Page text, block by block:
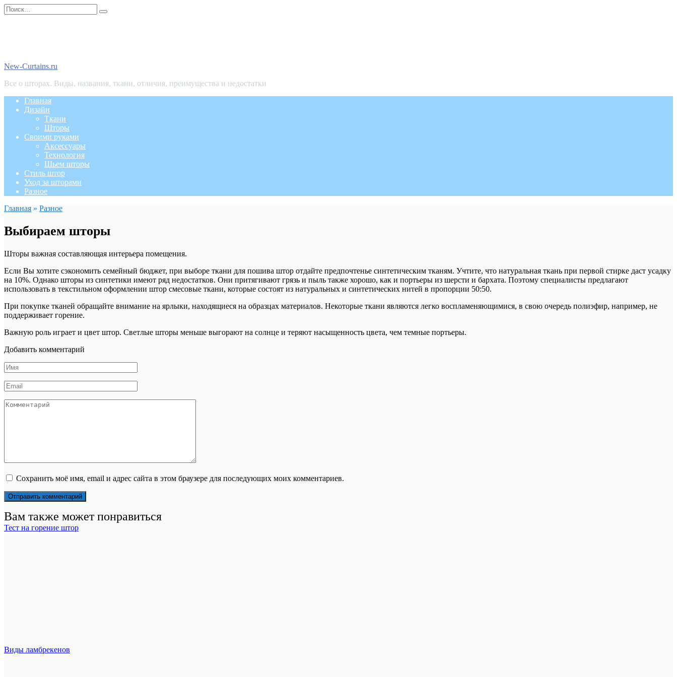
Перейти
к
Search
for:
New-Curtains.ru
Все о шторах. Виды, названия, ткани, отличия, преимущества и недостатки
Главная
Дизайн
Ткани
Шторы
Своими руками
Аксессуары
Технология
Шьем шторы
Стиль штор
Уход за шторами
Разное
Главная » Разное
Выбираем шторы
Шторы важная составляющая интерьера помещения.
Если Вы хотите сэкономить семейный бюджет, при выборе ткани для пошива штор отдайте предпочтенье синтетическим тканям. Учтите, что натуральная ткань при первой стирке даст усадку
на 10%. Однако шторы из синтетики имеют ряд недостатков. Они притягивают грязь и пыль также хорошо, как и портьеры из шерсти и бархата. Поэтому специалисты предлагают
использовать в текстильном оформлении штор смесовые ткани, которые состоят из натуральных и синтетических нитей в пропорции 50:50.
При покупке тканей обращайте внимание на ярлыки, находящиеся на образцах материалов. Некоторые ткани являются легко воспламеняющимися, в свою очередь полиэфир, например, не
поддерживает горение.
Важную роль играет и цвет штор. Светлые шторы меньше выгорают на солнце и теряют насыщенность цвета, чем темные портьеры.
Добавить комментарий
Имя
*
Email
*
Комментарий
Сохранить моё имя, email и адрес сайта в этом браузере для последующих моих комментариев.
Вам также может понравиться
Тест на горение штор
Виды ламбрекенов